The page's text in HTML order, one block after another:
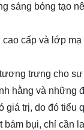
sáng bóng tạo
cấp và lớp
trưng cho
hằng và những
giá trị, do đó tiểu
bám bụi, chỉ cần